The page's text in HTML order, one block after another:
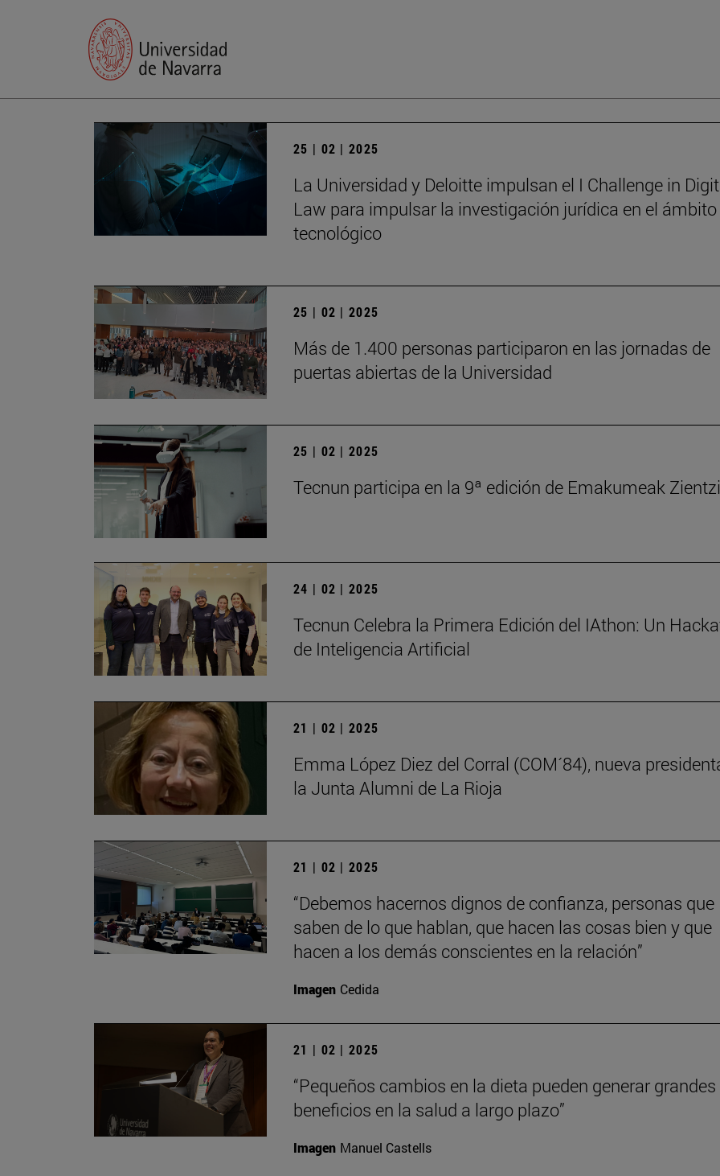
25 | 02 | 2025
La Universidad y Deloitte impulsan el I Challenge in
Law para impulsar la investigación jurídica en el ámbito
tecnológico
25 | 02 | 2025
Más de 1.400 personas participaron en las jornadas de
puertas abiertas de la Universidad
25 | 02 | 2025
Tecnun participa en la 9ª edición de Emakumeak
24 | 02 | 2025
Tecnun Celebra la Primera Edición del IAthon: Un
de Inteligencia Artificial
21 | 02 | 2025
Emma López Diez del Corral (COM´84), nueva
la Junta Alumni de La Rioja
21 | 02 | 2025
“Debemos hacernos dignos de confianza, personas que
saben de lo que hablan, que hacen las cosas bien y que
hacen a los demás conscientes en la relación”
Imagen Cedida
21 | 02 | 2025
“Pequeños cambios en la dieta pueden generar grandes
beneficios en la salud a largo plazo”
Imagen Manuel Castells